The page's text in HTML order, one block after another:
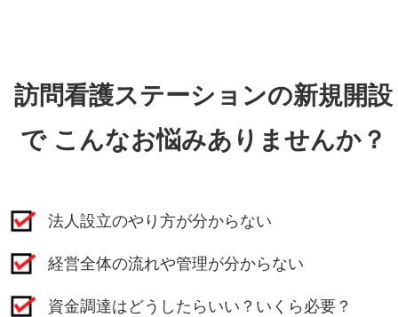
訪問看護ステーションの新規開設
でこんなお悩みありませんか？
法人設立のやり方が分からない
経営全体の流れや管理が分からない
資金調達はどうしたらいい？いくら必要？